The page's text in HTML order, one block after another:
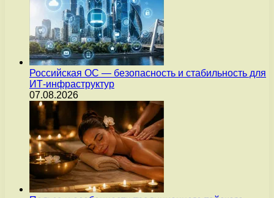
Российская ОС — безопасность и стабильность для
ИТ-инфраструктур
07.08.2026